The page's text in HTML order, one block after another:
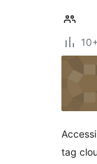
tag